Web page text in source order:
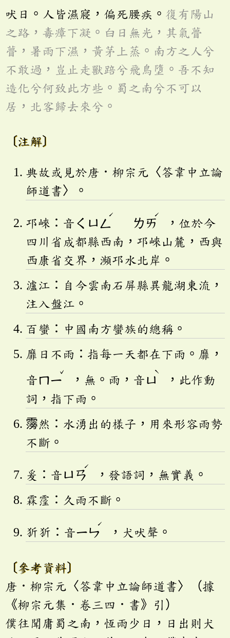
吠日。人皆濕寢，偏死腰疾。 復有陽山
之路，毒瘴下凝。白日無光，其氣瞢
瞢，暑雨下濕，黃茅上蒸。南方之人兮
不敢過，豈止走獸踣兮飛鳥墮。吾不知
造化兮何致此方些。蜀之南兮不可以
居，北客歸去來兮。
〔注解〕
典故或見於唐．柳宗元〈答韋中立論
師道書〉。
邛崍：音 ㄑㄩㄥ
ˊ
ㄌㄞ
ˊ
，位於今
四川省成都縣西南，邛崍山麓，西與
西康省交界，瀕邛水北岸。
瀘江：自今雲南石屏縣異龍湖東流，
注入盤江。
百蠻：中國南方蠻族的總稱。
靡日不雨：指每一天都在下雨。靡，
音ㄇㄧ
ˇ
，無。雨，音ㄩ
ˋ
，此作動
詞，指下雨。
霶然：水湧出的樣子，用來形容雨勢
不斷。
爰：音ㄩㄢ
ˊ
，發語詞，無實義。
霖霪：久雨不斷。
㹞㹞：音ㄧㄣ
ˊ
，犬吠聲。
〔參考資料〕
唐．柳宗元〈答韋中立論師道書〉（據
《柳宗元集．卷三四．書》引）
僕往聞庸蜀之南，恆雨少日，日出則犬